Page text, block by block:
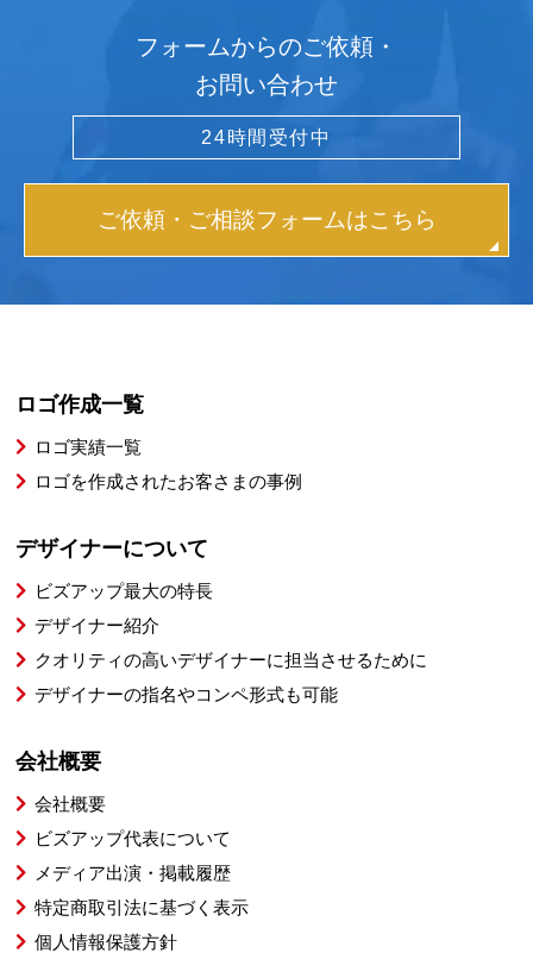
フォームからのご依頼・
お問い合わせ
24時間受付中
ご依頼・ご相談フォームはこちら
ロゴ作成一覧
ロゴ実績一覧
ロゴを作成されたお客さまの事例
デザイナーについて
ビズアップ最大の特長
デザイナー紹介
クオリティの高いデザイナーに担当させるために
デザイナーの指名やコンペ形式も可能
会社概要
会社概要
ビズアップ代表について
メディア出演・掲載履歴
特定商取引法に基づく表示
個人情報保護方針